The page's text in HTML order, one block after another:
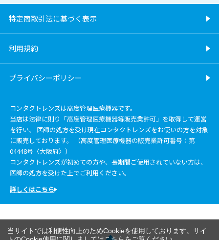
特定商取引法に基づく表示
利用規約
プライバシーポリシー
コンタクトレンズは高度管理医療機器です。
当店は法律に則り「高度管理医療機器等販売業許可」を取得して運営
を行い、 医師の処方を受け現在コンタクトレンズをお使いの方を対象
に販売しております。 （高度管理医療機器の販売業許可番号：第
04448号〈大阪府〉）
コンタクトレンズが初めての方や、長期間ご使用されていない方は、
医師の処方を受けた上でご利用ください。
詳しくはこちら
当サイトでは利便性向上のためCookieを使用しております。サイ